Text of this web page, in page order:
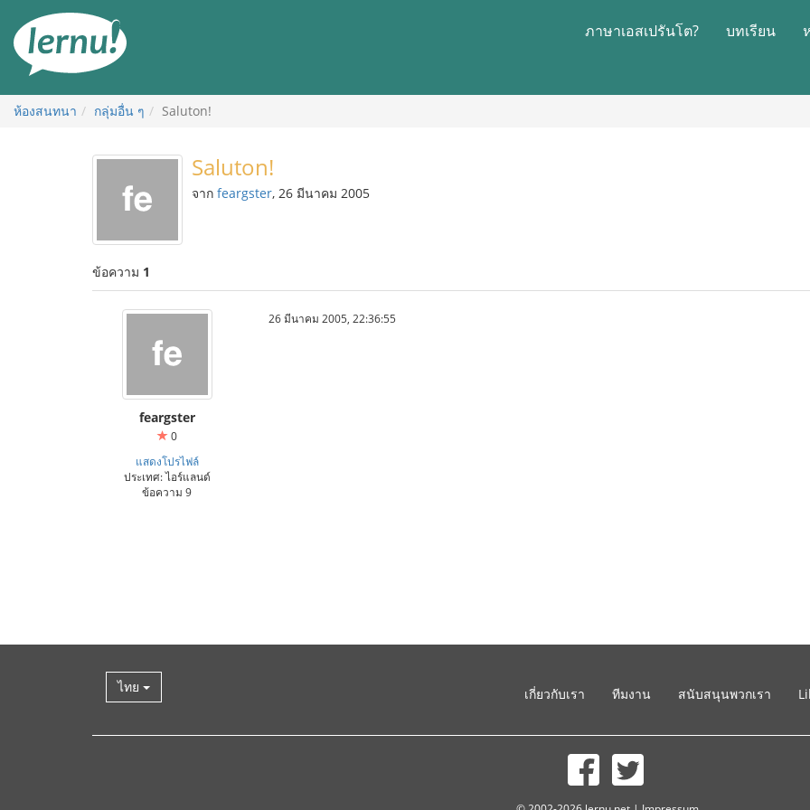
สารบัญ
ภาษาเอสเปรันโต? บทเรียน
ห้องสนทนา กลุ่มอื่น ๆ Saluton!
Saluton!
จาก feargster, 26 มีนาคม 2005
ข้อความ 1
feargster
0
แสดงโปรไฟล์
ประเทศ: ไอร์แลนด์
ข้อความ 9
26 มีนาคม 2005, 22:36:55
ไทย เกี่ยวกับเรา ทีมงาน สนับสนุนพวกเรา